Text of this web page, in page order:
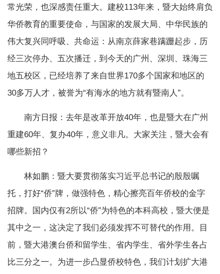
常光荣，也深感责任重大。建校113年来，暨大始终肩负
华侨教育的重要使命，与国家的发展大局、中华民族的
伟大复兴同呼吸、共命运：从南京薛家巷蹒跚起步，历
经三次停办、五次播迁，到今天的广州、深圳、珠海三
地五校区，已经培养了来自世界170多个国家和地区的
30多万人才，被誉为“有海水的地方就有暨南人”。
南方日报：去年是改革开放40年，也是暨大在广州
重建60年、复办40年，意义非凡。大家关注，暨大会有
哪些新招？
林如鹏：暨大要贯彻落实习近平总书记的殷殷嘱
托，打好“侨”牌，做强特色，精心擦亮百年侨校的金字
招牌。国内仅有2所以“侨”为特色的本科高校，暨大便是
其中之一，这决定了我们必须发挥不可替代的作用。目
前，暨大港澳台侨和留学生、省内学生、省外学生各占
比三分之一。为进一步凸显侨校特色，我们计划扩大港